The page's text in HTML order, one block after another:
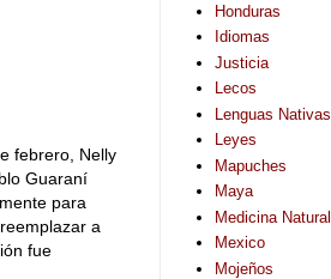
febrero, Nelly
Guaraní
para
a
fue
Honduras
Idiomas
Justicia
Lecos
Lenguas Nativas
Leyes
Mapuches
Maya
Medicina Natural
Mexico
Mojeños